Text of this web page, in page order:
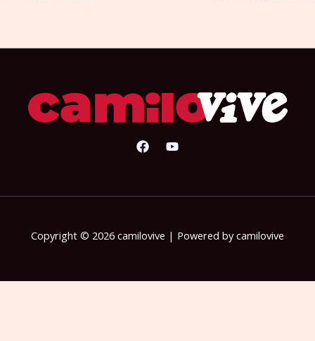
Copyright © 2026 camilovive | Powered by camilovive